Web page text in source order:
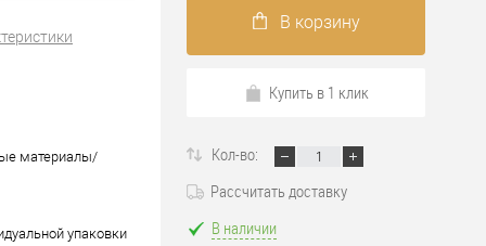
материалы/
упаковки
В корзину
Купить в 1 клик
Кол-во:
Рассчитать доставку
В наличии